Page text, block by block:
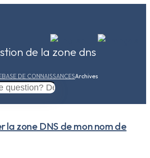
de la zone dns
BASE DE CONNAISSANCESArchives
la zone DNS de mon nom de